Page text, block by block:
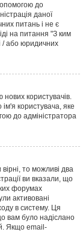
до
даної
питань і не є
на питання "З ким
/ або юридичних
користувачів.
користувача, яке
до адміністратора
то можливі два
ви вказали, що
форумах
активовані
в систему. Ця
вам було надіслано
Якщо email-